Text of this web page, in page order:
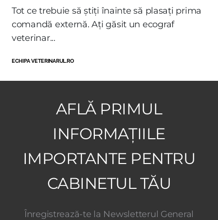
Tot ce trebuie să știți înainte să plasați prima
comandă externă. Ați găsit un ecograf
veterinar...
ECHIPA VETERINARUL.RO
AFLĂ PRIMUL
INFORMAȚIILE
IMPORTANTE PENTRU
CABINETUL TĂU
Înregistrează-te la Newsletterul General